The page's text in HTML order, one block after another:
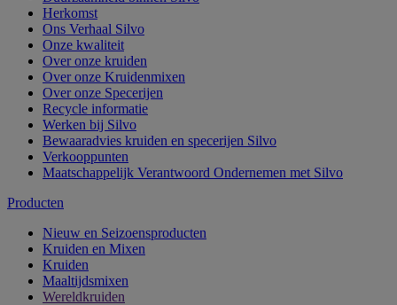
Herkomst
Ons Verhaal Silvo
Onze kwaliteit
Over onze kruiden
Over onze Kruidenmixen
Over onze Specerijen
Recycle informatie
Werken bij Silvo
Bewaaradvies kruiden en specerijen Silvo
Verkooppunten
Maatschappelijk Verantwoord Ondernemen met Silvo
Producten
Nieuw en Seizoensproducten
Kruiden en Mixen
Kruiden
Maaltijdsmixen
Wereldkruiden